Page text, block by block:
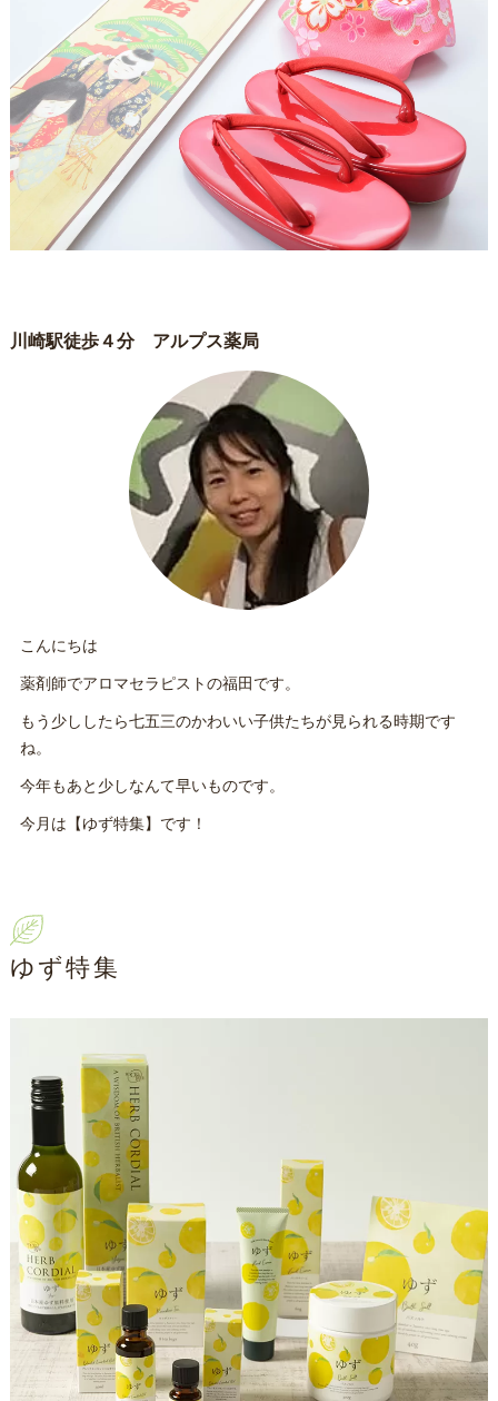
川崎駅徒歩４分 アルプス薬局
こんにちは
薬剤師でアロマセラピストの福田です。
もう少ししたら七五三のかわいい子供たちが見られる時期です
ね。
今年もあと少しなんて早いものです。
今月は【ゆず特集】です！
ゆず特集